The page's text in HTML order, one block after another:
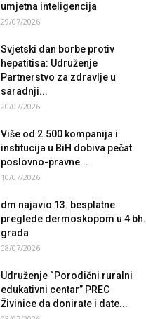
umjetna inteligencija
29/07/2026
Svjetski dan borbe protiv
hepatitisa: Udruženje
Partnerstvo za zdravlje u
saradnji...
20/07/2026
Više od 2.500 kompanija i
institucija u BiH dobiva pečat
poslovno-pravne...
10/07/2026
dm najavio 13. besplatne
preglede dermoskopom u 4 bh.
grada
08/07/2026
Udruženje “Porodični ruralni
edukativni centar” PREC
Živinice da donirate i date...